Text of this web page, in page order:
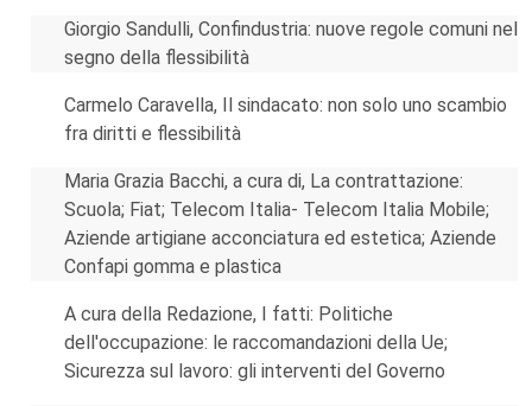
Giorgio Sandulli, Confindustria: nuove regole comuni nel
segno della flessibilità
Carmelo Caravella, Il sindacato: non solo uno scambio
fra diritti e flessibilità
Maria Grazia Bacchi, a cura di, La contrattazione:
Scuola; Fiat; Telecom Italia- Telecom Italia Mobile;
Aziende artigiane acconciatura ed estetica; Aziende
Confapi gomma e plastica
A cura della Redazione, I fatti: Politiche
dell'occupazione: le raccomandazioni della Ue;
Sicurezza sul lavoro: gli interventi del Governo